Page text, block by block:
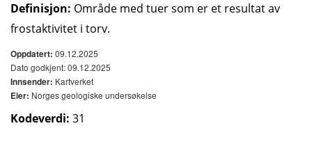
Definisjon: Område med tuer som er et resultat av
frostaktivitet i torv.
Oppdatert: 09.12.2025
Dato godkjent: 09.12.2025
Innsender: Kartverket
Eier: Norges geologiske undersøkelse
Kodeverdi: 31